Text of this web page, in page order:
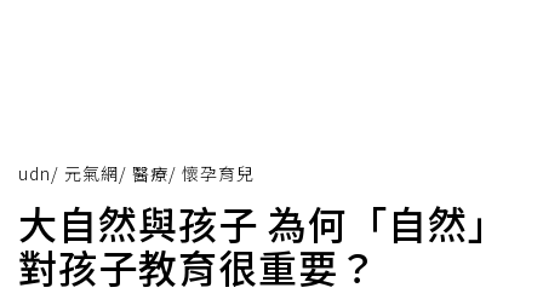
udn/ 元氣網/ 醫療/ 懷孕育兒
大自然與孩子 為何「自然」
對孩子教育很重要？